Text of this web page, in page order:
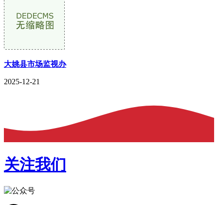
大姚县市场监视办
2025-12-21
关注我们